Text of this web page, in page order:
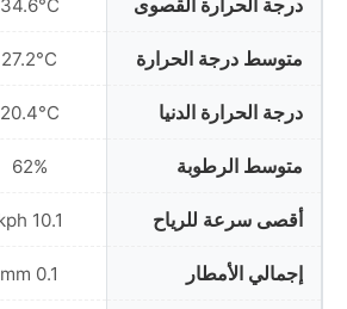
درجة الحرارة القصوى
متوسط درجة الحرارة
درجة الحرارة الدنيا
متوسط الرطوبة
أقصى سرعة للرياح
إجمالي الأمطار
34.6°C
27.2°C
20.4°C
62%
10.1 kph
0.1 mm